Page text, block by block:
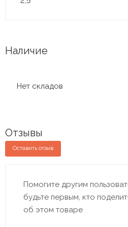
Наличие
Нет складов
Отзывы
Оставить отзыв
Помогите другим
будьте первым, кто
об этом товаре